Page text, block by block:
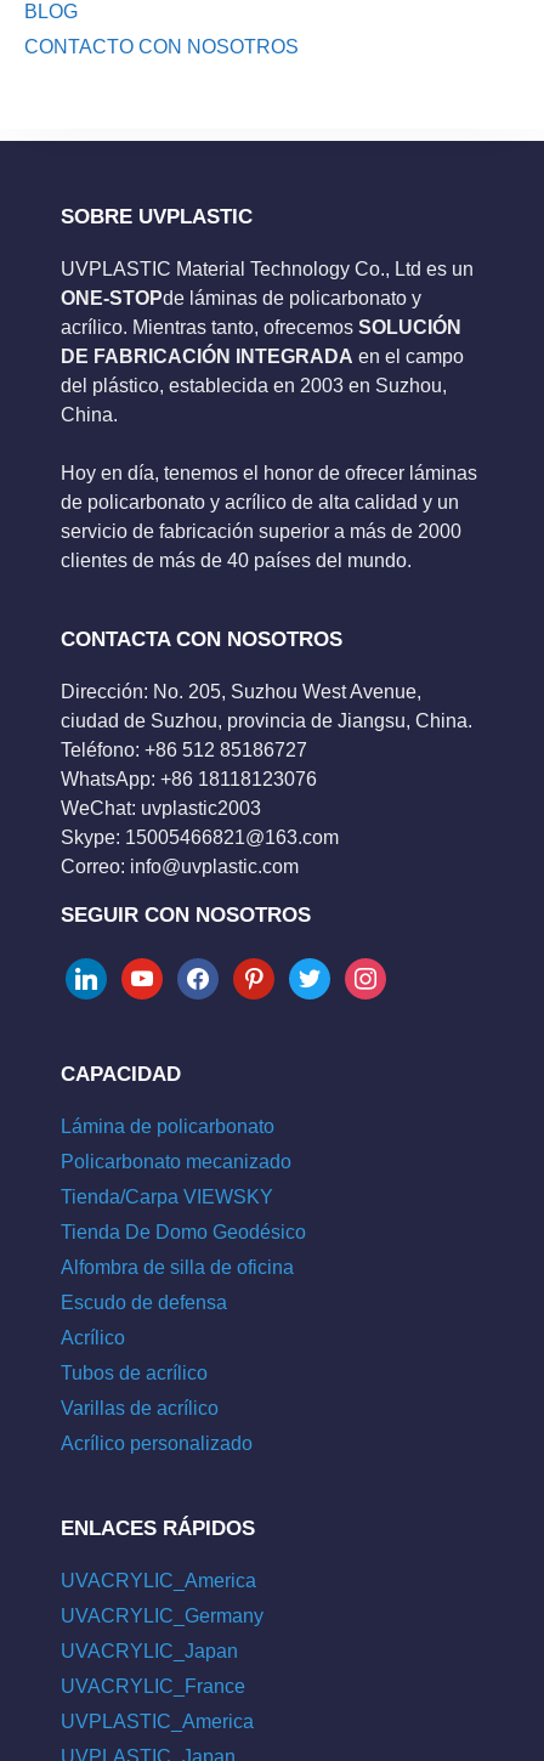
BLOG
CONTACTO CON NOSOTROS
SOBRE UVPLASTIC
UVPLASTIC Material Technology Co., Ltd es un
ONE-STOPde láminas de policarbonato y
acrílico. Mientras tanto, ofrecemos SOLUCIÓN
DE FABRICACIÓN INTEGRADA en el campo
del plástico, establecida en 2003 en Suzhou,
China.
Hoy en día, tenemos el honor de ofrecer láminas
de policarbonato y acrílico de alta calidad y un
servicio de fabricación superior a más de 2000
clientes de más de 40 países del mundo.
CONTACTA CON NOSOTROS
Dirección: No. 205, Suzhou West Avenue,
ciudad de Suzhou, provincia de Jiangsu, China.
Teléfono: +86 512 85186727
WhatsApp: +86 18118123076
WeChat: uvplastic2003
Skype: 15005466821@163.com
Correo: info@uvplastic.com
SEGUIR CON NOSOTROS
linkedinyoutubefacebookpinteresttwitter instagram
CAPACIDAD
Lámina de policarbonato
Policarbonato mecanizado
Tienda/Carpa VIEWSKY
Tienda De Domo Geodésico
Alfombra de silla de oficina
Escudo de defensa
Acrílico
Tubos de acrílico
Varillas de acrílico
Acrílico personalizado
ENLACES RÁPIDOS
UVACRYLIC_America
UVACRYLIC_Germany
UVACRYLIC_Japan
UVACRYLIC_France
UVPLASTIC_America
UVPLASTIC_Japan